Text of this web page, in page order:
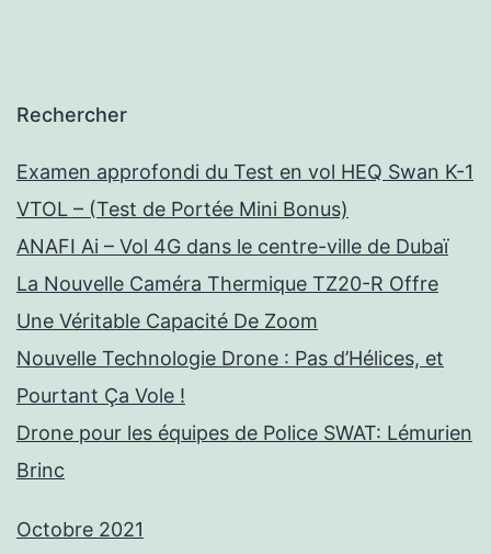
Rechercher
Examen approfondi du Test en vol HEQ Swan K-1
VTOL – (Test de Portée Mini Bonus)
ANAFI Ai – Vol 4G dans le centre-ville de Dubaï
La Nouvelle Caméra Thermique TZ20-R Offre
Une Véritable Capacité De Zoom
Nouvelle Technologie Drone : Pas d’Hélices, et
Pourtant Ça Vole !
Drone pour les équipes de Police SWAT: Lémurien
Brinc
Octobre 2021